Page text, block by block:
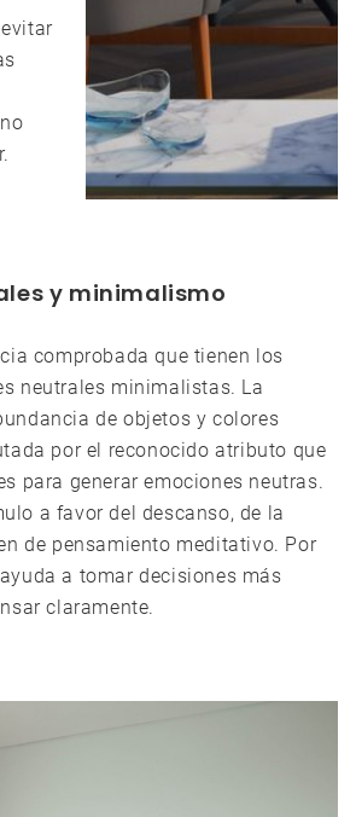
y minimalismo
comprobada que tienen los
neutrales minimalistas. La
de objetos y colores
por el reconocido atributo que
para generar emociones neutras.
a favor del descanso, de la
de pensamiento meditativo. Por
a tomar decisiones más
claramente.